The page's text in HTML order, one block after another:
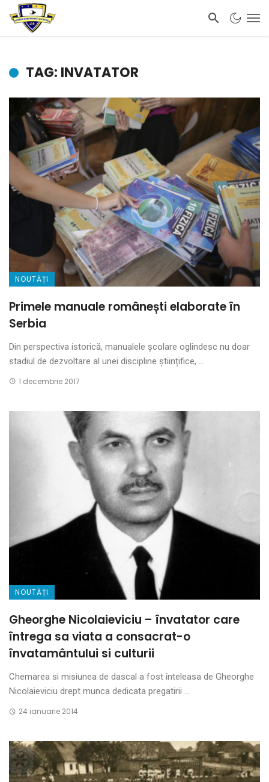
TAG: INVATATOR
NOUTĂȚI
Primele manuale românești elaborate în
Serbia
Din perspectiva istorică, manualele școlare oglindesc nu doar
stadiul de dezvoltare al unei discipline științifice, ...
1 decembrie 2017
NOUTĂȚI
Gheorghe Nicolaieviciu – învatator care
întrega sa viata a consacrat-o
învatamântului si culturii
Chemarea si misiunea de dascal a fost înteleasa de Gheorghe
Nicolaieviciu drept munca dedicata pregatirii ...
24 ianuarie 2014